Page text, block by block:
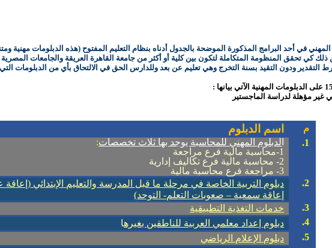
في أحد البرامج المذكورة الموضحة بالجدول أدناه بنظام التعليم المفتوح (هذه الدبلومات مهنية
ذلك كي تحقق المنظومة المتكاملة لتكون بين كلية أو أكثر من جامعة القاهرة العريقة والجامعات
ودون التقيد بسنة التخرج وهي تعليم عن بعد وللدارس الحق في الالتحاق بأي من الدبلومات
غير مؤهلة لدراسة الماجستير
م اسم الدبلوم
1. لدبلوم المهني للمحاسبة يوجد بها ثلاث تخصصات:
1-محاسبة مالية فرع مراجعة
2- محاسبة مالية فرع تكاليف إدارية
3- مراجعة فرع محاسبة مالية
2.
دبلوم التربية الخاصة في مرحلة ما قبل المدرسة والتعليم الإبتدائي (إعاقة
إعاقة سمعية – صعوبات التعلم- التوحد)
3
.
خدمات التغذية التطبيقية
4
. دبلوم إعداد معلمي العربية للناطقين بغيرها
5
.
دبلوم الإعلام الرياضي